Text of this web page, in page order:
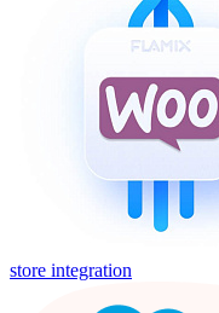
store integration